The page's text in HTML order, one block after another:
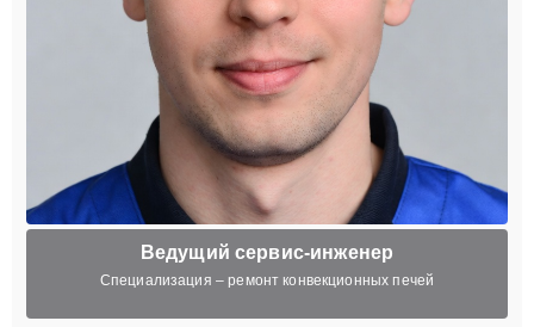
Ведущий сервис-инженер
Специализация – ремонт конвекционных печей